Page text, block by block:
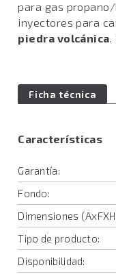
para gas
inyectores para
piedra volcánica.
Ficha técnica
Características
Garantía:
Fondo:
Dimensiones
Tipo de producto:
Disponibilidad: